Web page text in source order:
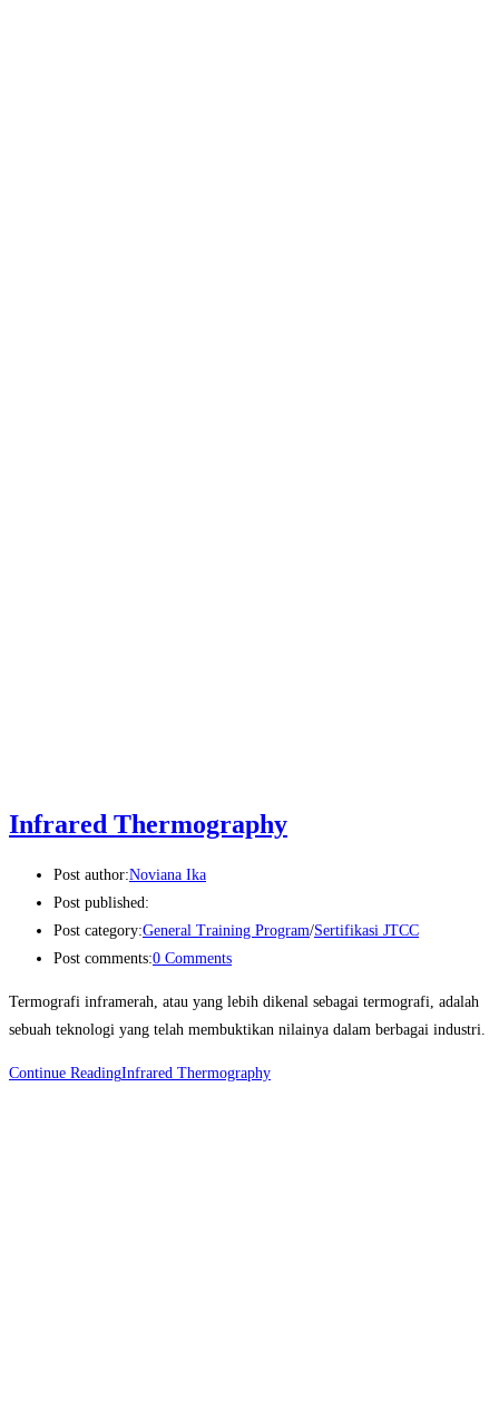
Infrared Thermography
Post author:Noviana Ika
Post published:
Post category:General Training Program/Sertifikasi JTCC
Post comments:0 Comments
Termografi inframerah, atau yang lebih dikenal sebagai termografi, adalah
sebuah teknologi yang telah membuktikan nilainya dalam berbagai industri.
Continue ReadingInfrared Thermography